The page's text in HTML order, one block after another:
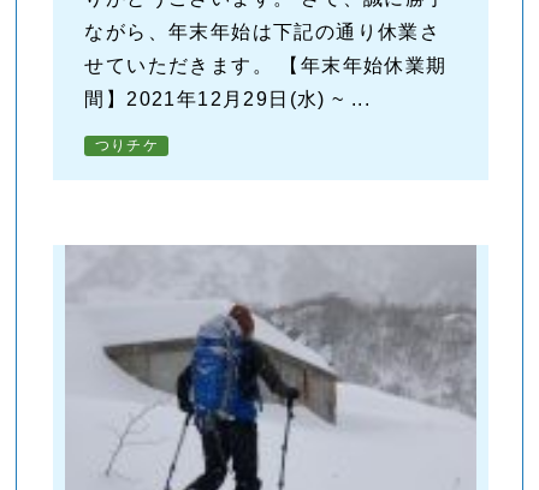
ながら、年末年始は下記の通り休業さ
せていただきます。 【年末年始休業期
間】2021年12月29日(水) ~ ...
つりチケ